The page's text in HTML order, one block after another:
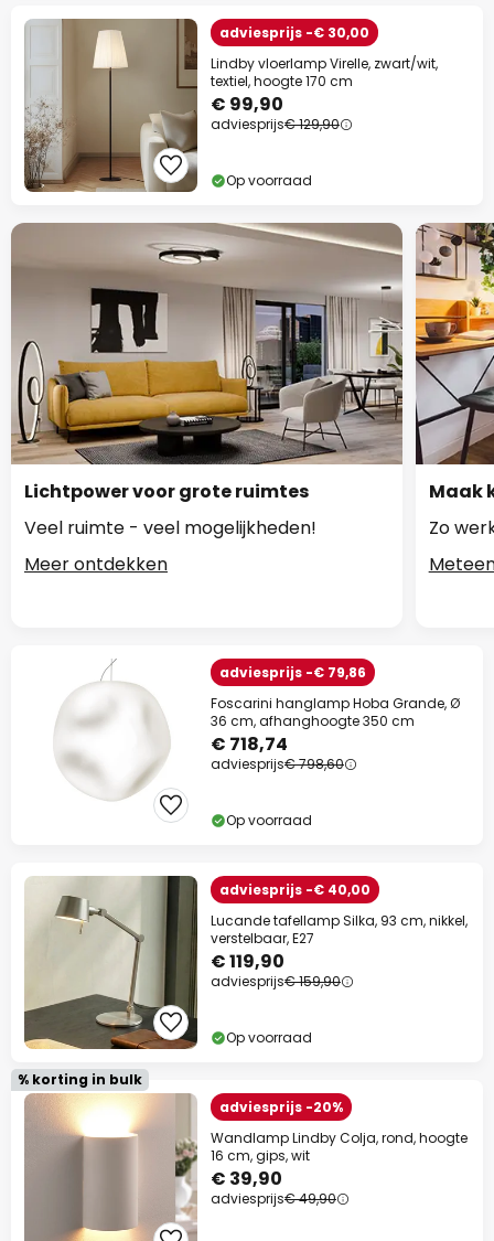
adviesprijs -€ 30,00
Lindby vloerlamp Virelle, zwart/wit,
textiel, hoogte 170 cm
€ 99,90
adviesprijs€ 129,90
Op voorraad
Lichtpower voor grote ruimtes
Veel ruimte - veel mogelijkheden!
Meer ontdekken
Maak
Zo
adviesprijs -€ 79,86
Foscarini hanglamp Hoba Grande, Ø
36 cm, afhanghoogte 350 cm
€ 718,74
adviesprijs€ 798,60
Op voorraad
adviesprijs -€ 40,00
Lucande tafellamp Silka, 93 cm, nikkel,
verstelbaar, E27
€ 119,90
adviesprijs€ 159,90
Op voorraad
% korting in bulk
adviesprijs -20%
Wandlamp Lindby Colja, rond, hoogte
16 cm, gips, wit
€ 39,90
adviesprijs€ 49,90